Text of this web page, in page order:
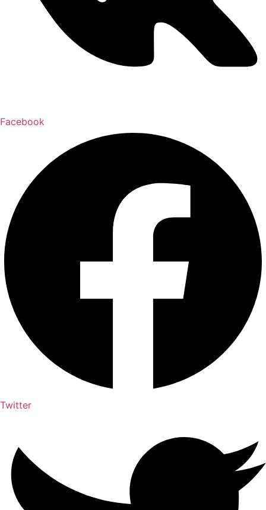
Facebook
Twitter